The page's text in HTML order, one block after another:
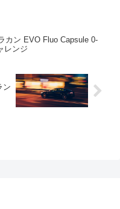
カン EVO Fluo Capsule 0-
レンジ
ン